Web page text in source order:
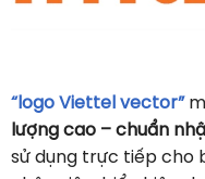
“logo Viettel vector”
lượng cao – chuẩn
sử dụng trực tiếp cho